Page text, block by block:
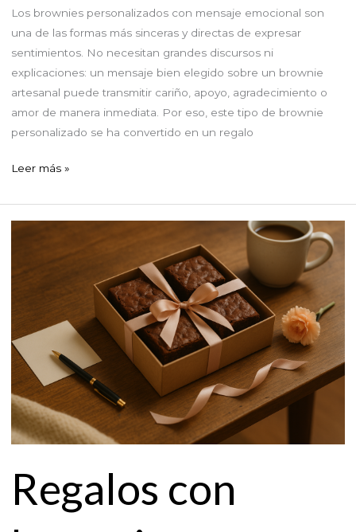
Los brownies personalizados con mensaje emocional son
una de las formas más sinceras y directas de expresar
sentimientos. No necesitan grandes discursos ni
explicaciones: un mensaje bien elegido sobre un brownie
artesanal puede transmitir cariño, apoyo, agradecimiento o
amor de manera inmediata. Por eso, este tipo de brownie
personalizado se ha convertido en un regalo
Brownies
con
mensaje
Leer más »
Regalos con